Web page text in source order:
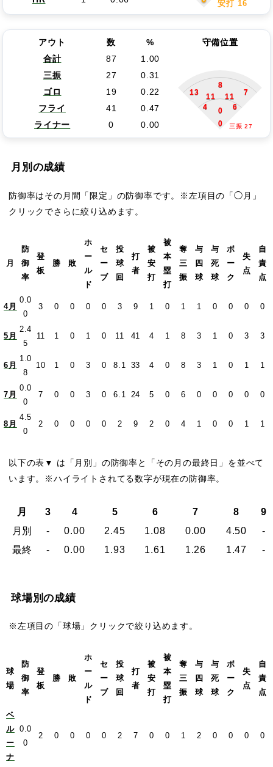
安打 16
アウト 数 %
守備位置
合計
87
1.00
三振
27 0.31
13
8
7
11
11
4
6
0
0 三振 27
ゴロ 19
0.22
フライ
41
0.47
ライナー
0 0.00
月別の成績
防御率はその月間「限定」の防御率です。※左項目の「◯月」
クリックでさらに絞り込めます。
月
防
御
率
登
板
勝 敗
ホ
ー
ル
ド
セ
ー
ブ
投
球
回
打
者
被
安
打
被
本
塁
打
奪
三
振
与
四
球
与
死
球
ボ
ー
ク
失
点
自
責
点
4月
0.0
0
3 0 0 0 0 3 9 1 0 1 1 0 0 0 0
5月
2.4
5
11 1 0 1 0 11 41 4 1 8 3 1 0 3 3
6月
1.0
8
10 1 0 3 0 8.1 33 4 0 8 3 1 0 1 1
7月
0.0
0
7 0 0 3 0 6.1 24 5 0 6 0 0 0 0 0
8月
4.5
0
2 0 0 0 0 2 9 2 0 4 1 0 0 1 1
以下の表▼ は「月別」の防御率と「その月の最終日」を並べて
います。※ハイライトされてる数字が現在の防御率。
月 3 4 5 6 7 8
9
月別
- 0.00 2.45 1.08 0.00 4.50
-
最終
- 0.00 1.93 1.61 1.26 1.47 -
球場別の成績
※左項目の「球場」クリックで絞り込めます。
球
場
防
御
率
登
板
勝 敗
ホ
ー
ル
ド
セ
ー
ブ
投
球
回
打
者
被
安
打
被
本
塁
打
奪
三
振
与
四
球
与
死
球
ボ
ー
ク
失
点
自
責
点
ベ
ル
ー
ナ
0.0
0
2 0 0 0 0 2 7 0 0 1 2 0 0 0 0